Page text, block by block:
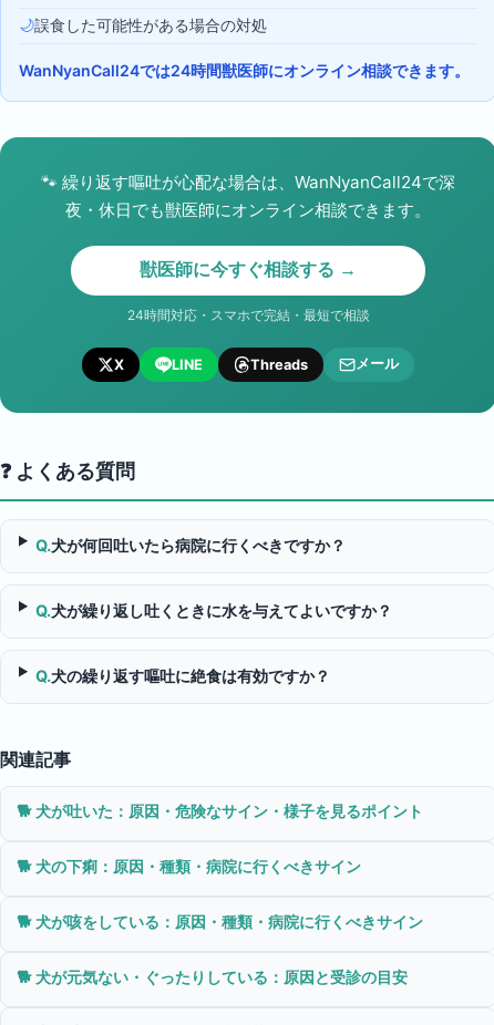
🌙誤食した可能性がある場合の対処
WanNyanCall24では24時間獣医師にオンライン相談できます。
🐾 繰り返す嘔吐が心配な場合は、WanNyanCall24で深
夜・休日でも獣医師にオンライン相談できます。
獣医師に今すぐ相談する →
24時間対応・スマホで完結・最短で相談
X LINE Threads メール
❓ よくある質問
Q.犬が何回吐いたら病院に行くべきですか？
Q.犬が繰り返し吐くときに水を与えてよいですか？
Q.犬の繰り返す嘔吐に絶食は有効ですか？
関連記事
🐕 犬が吐いた：原因・危険なサイン・様子を見るポイント
🐕 犬の下痢：原因・種類・病院に行くべきサイン
🐕 犬が咳をしている：原因・種類・病院に行くべきサイン
🐕 犬が元気ない・ぐったりしている：原因と受診の目安